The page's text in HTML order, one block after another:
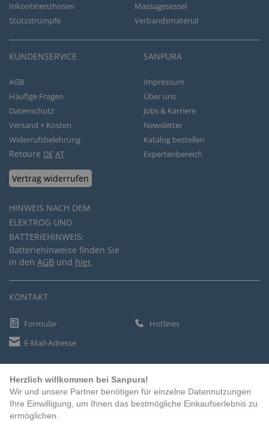
Inkontinenzhosen
Massagesessel
Stützstrümpfe
Verbandsmaterial
KUNDENSERVICE
AGB
Häufige Fragen
Datenschutz
Versand + Kosten
Widerrufsbelehrung
Retoure DE AT
Vertrag widerrufen
HINWEIS NACH DEM
ELEKTROG UND
BATTERIEHINWEIS:
Batteriehinweise finden Sie
in den AGB und hier.
SANPURA
Impressum
Über uns
Jobs & Karriere
Newsletter
Katalog bestellen
Expertenbereich
KONTAKT
Formular
Hotlines
E-Mail-Adresse
ZAHLUNGSARTEN
Vorkasse
Herzlich willkommen bei Sanpura!
Wir und unsere Partner benötigen für einzelne Datennutzungen
Ihre Einwilligung, um Ihnen das bestmögliche Einkaufserlebnis zu
ermöglichen.